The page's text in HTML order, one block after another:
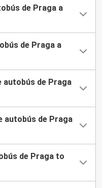
de Praga a
de Praga a
autobús de Praga
autobús de Praga
de Praga to